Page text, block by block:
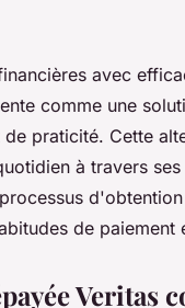
avec
comme une
praticité. Cette
à travers
de paiement
Veritas